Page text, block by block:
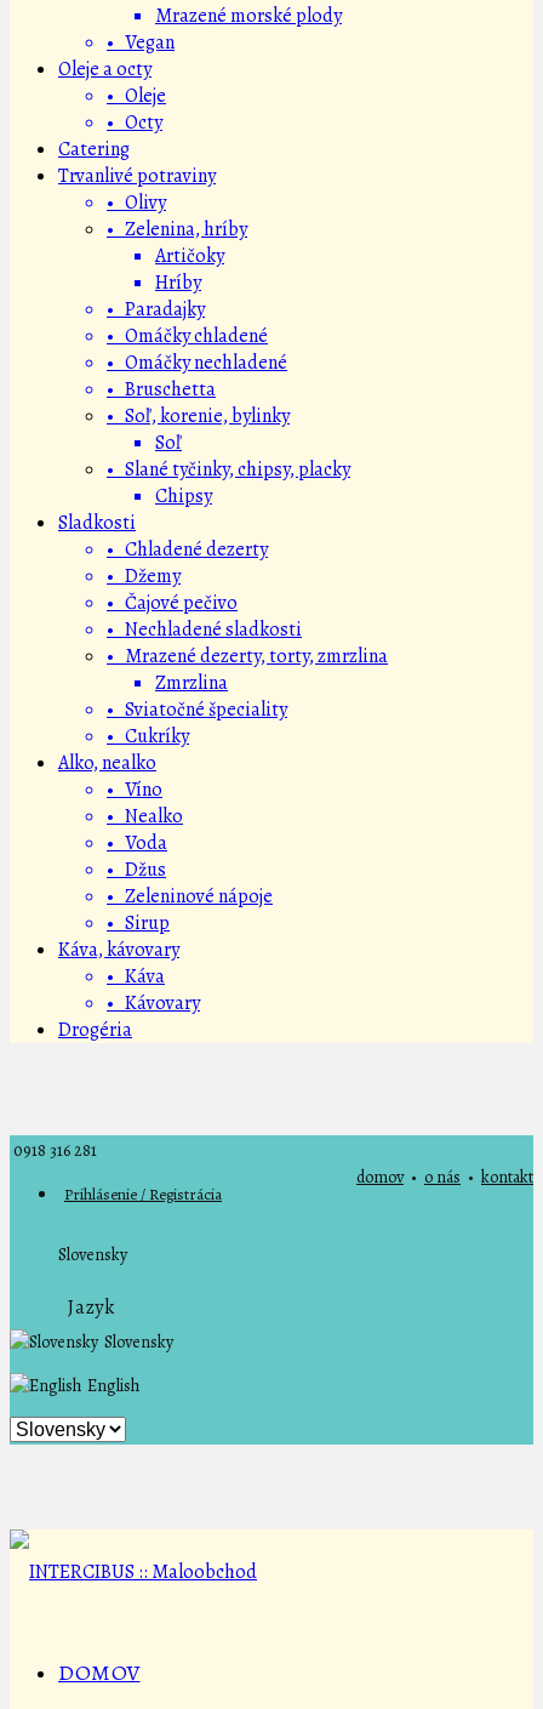
Mrazené morské plody
• Vegan
Oleje a octy
• Oleje
• Octy
Catering
Trvanlivé potraviny
• Olivy
• Zelenina, hríby
Artičoky
Hríby
• Paradajky
• Omáčky chladené
• Omáčky nechladené
• Bruschetta
• Soľ, korenie, bylinky
Soľ
• Slané tyčinky, chipsy, placky
Chipsy
Sladkosti
• Chladené dezerty
• Džemy
• Čajové pečivo
• Nechladené sladkosti
• Mrazené dezerty, torty, zmrzlina
Zmrzlina
• Sviatočné špeciality
• Cukríky
Alko, nealko
• Víno
• Nealko
• Voda
• Džus
• Zeleninové nápoje
• Sirup
Káva, kávovary
• Káva
• Kávovary
Drogéria
0918 316 281
domov• o nás • kontakt
Prihlásenie / Registrácia
Slovensky
Jazyk
Slovensky
English
DOMOV